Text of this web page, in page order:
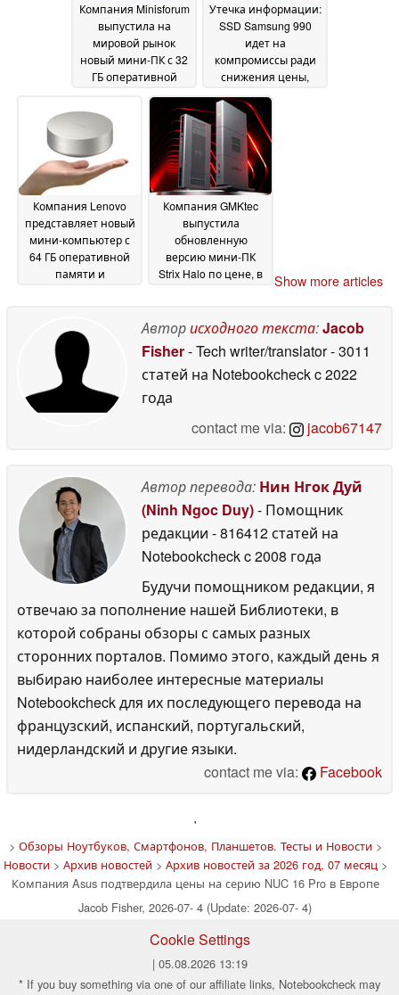
Компания Minisforum
выпустила на
мировой рынок
новый мини-ПК с 32
ГБ оперативной
гигабитным Ethernet-
интерфейсом
07 July
Утечка информации:
SSD Samsung 990
идет на
компромиссы ради
снижения цены,
на рынке DRAM
2026
Компания Lenovo
представляет новый
мини-компьютер с
64 ГБ оперативной
памяти и
Компания GMKtec
выпустила
обновленную
версию мини-ПК
Strix Halo по цене, в
прежнюю06 July 2026
Show more articles
Авторисходного текста:Jacob
Fisher- Tech writer/translator- 3011
статей на Notebookcheckc 2022
года
contact me via:
jacob67147
Автор перевода: Нин Нгок Дуй
(Ninh Ngoc Duy)- Помощник
редакции - 816412 статей на
Notebookcheckc 2008 года
Будучи помощником редакции, я
отвечаю за пополнение нашей Библиотеки, в
которой собраны обзоры с самых разных
сторонних порталов. Помимо этого, каждый день я
выбираю наиболее интересные материалы
Notebookcheck для их последующего перевода на
французский, испанский, португальский,
нидерландский и другие языки.
contact me via:
Facebook
'
> Обзоры Ноутбуков, Смартфонов, Планшетов. Тесты и Новости>
Новости> Архив новостей> Архив новостей за 2026 год, 07 месяц>
Компания Asus подтвердила цены на серию NUC 16 Pro в Европе
Jacob Fisher, 2026-07- 4 (Update: 2026-07- 4)
Cookie Settings
| 05.08.2026 13:19
* If you buy something via one of our affiliate links, Notebookcheck may